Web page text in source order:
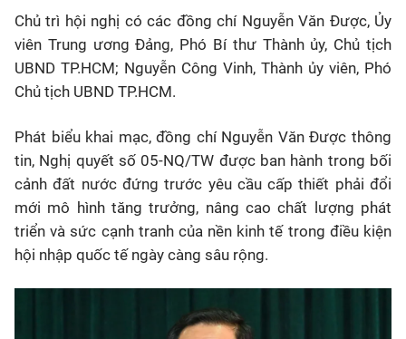
Chủ trì hội nghị có các đồng chí Nguyễn Văn Được, Ủy
viên Trung ương Đảng, Phó Bí thư Thành ủy, Chủ tịch
UBND TP.HCM; Nguyễn Công Vinh, Thành ủy viên, Phó
Chủ tịch UBND TP.HCM.
Phát biểu khai mạc, đồng chí Nguyễn Văn Được thông
tin, Nghị quyết số 05-NQ/TW được ban hành trong bối
cảnh đất nước đứng trước yêu cầu cấp thiết phải đổi
mới mô hình tăng trưởng, nâng cao chất lượng phát
triển và sức cạnh tranh của nền kinh tế trong điều kiện
hội nhập quốc tế ngày càng sâu rộng.